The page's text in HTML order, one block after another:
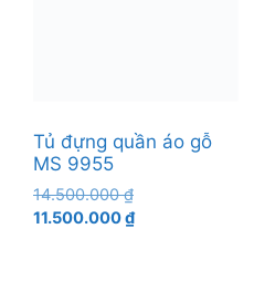
Tủ đựng quần áo gỗ
MS 9955
14.500.000₫Giá
gốc
11.500.000₫Giá